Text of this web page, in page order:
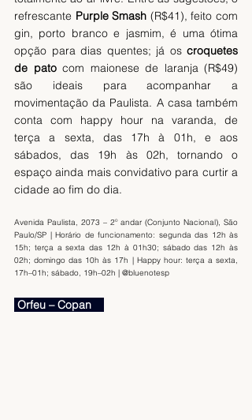
refrescante Purple Smash (R$41), feito com
gin, porto branco e jasmim, é uma ótima
opção para dias quentes; já os croquetes
de pato com maionese de laranja (R$49)
são ideais para acompanhar a
movimentação da Paulista. A casa também
conta com happy hour na varanda, de
terça a sexta, das 17h à 01h, e aos
sábados, das 19h às 02h, tornando o
espaço ainda mais convidativo para curtir a
cidade ao fim do dia.
Avenida Paulista, 2073 – 2º andar (Conjunto Nacional), São
Paulo/SP | Horário de funcionamento: segunda das 12h às
15h; terça a sexta das 12h à 01h30; sábado das 12h às
02h; domingo das 10h às 17h | Happy hour: terça a sexta,
17h–01h; sábado, 19h–02h | @bluenotesp
Orfeu – Copan